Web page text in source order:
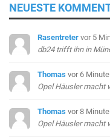
NEUESTE
Rasentreter vor 5
db24 trifft ihn in
Thomas vor 6
Opel Häusler macht
Thomas vor 8
Opel Häusler macht